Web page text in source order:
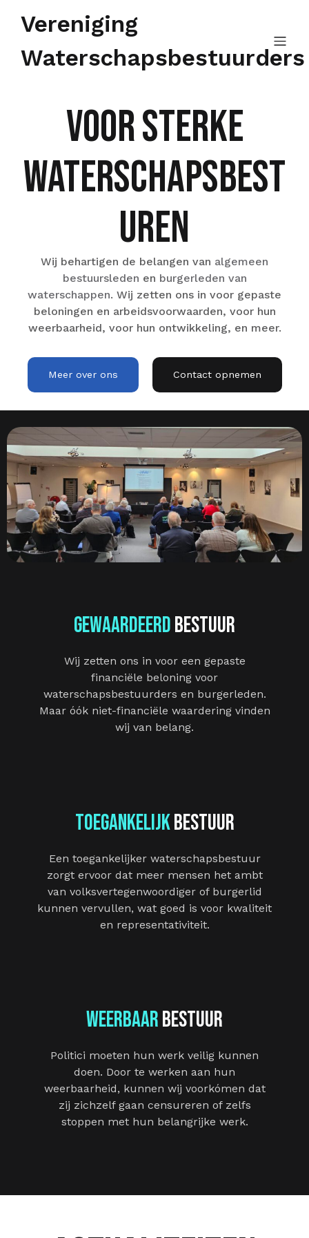
Vereniging
Waterschapsbestuurders
Voor sterke
waterschapsbest
uren
Wij behartigen de belangen van algemeen
bestuursleden en burgerleden van
waterschappen. Wij zetten ons in voor gepaste
beloningen en arbeidsvoorwaarden, voor hun
weerbaarheid, voor hun ontwikkeling, en meer.
Meer over ons Contact opnemen
Gewaardeerdbestuur
Wij zetten ons in voor een gepaste
financiële beloning voor
waterschapsbestuurders en burgerleden.
Maar óók niet-financiële waardering vinden
wij van belang.
toegankelijkbestuur
Een toegankelijker waterschapsbestuur
zorgt ervoor dat meer mensen het ambt
van volksvertegenwoordiger of burgerlid
kunnen vervullen, wat goed is voor kwaliteit
en representativiteit.
weerbaarbestuur
Politici moeten hun werk veilig kunnen
doen. Door te werken aan hun
weerbaarheid, kunnen wij voorkómen dat
zij zichzelf gaan censureren of zelfs
stoppen met hun belangrijke werk.